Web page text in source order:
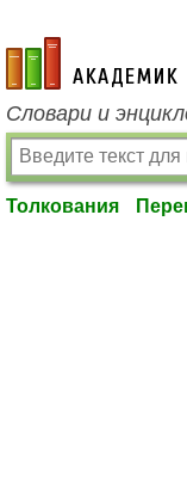
academic.ru
Словари и
Толкования